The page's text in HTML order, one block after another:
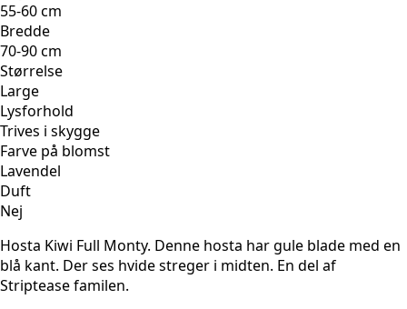
55-60 cm
Bredde
70-90 cm
Størrelse
Large
Lysforhold
Trives i skygge
Farve på blomst
Lavendel
Duft
Nej
Hosta Kiwi Full Monty. Denne hosta har gule blade med en
blå kant. Der ses hvide streger i midten. En del af
Striptease familen.